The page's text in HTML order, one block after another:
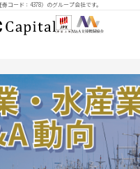
コード：4378）のグループ会社です。